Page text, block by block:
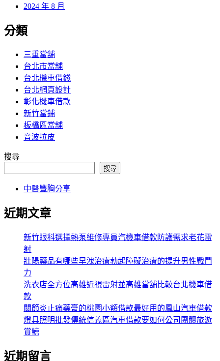
2024 年 8 月
分類
三重當舖
台北市當舖
台北機車借錢
台北網頁設計
彰化機車借款
新竹當鋪
板橋區當舖
音波拉皮
搜尋
搜尋
中醫豐胸分享
近期文章
新竹眼科選擇熱泵維修專員汽機車借款防護需求老花雷
射
壯陽藥品有哪些早洩治療勃起障礙治療的提升男性戰鬥
力
洗衣店全方位高雄近視雷射並高雄當舖比較台北機車借
款
關節炎止痛藥膏的桃園小額借款最好用的鳳山汽車借款
燈具照明批發傳統信義區汽車借款要如何公司團體旅遊
賞鯨
近期留言